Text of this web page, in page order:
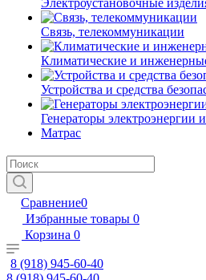
Электроустановочные
Связь, телекоммуникации
Климатические и
Устройства и средства
Генераторы электроэнергии
Матрас
Сравнение0
Избранные товары 0
Корзина 0
8 (918) 945-60-40